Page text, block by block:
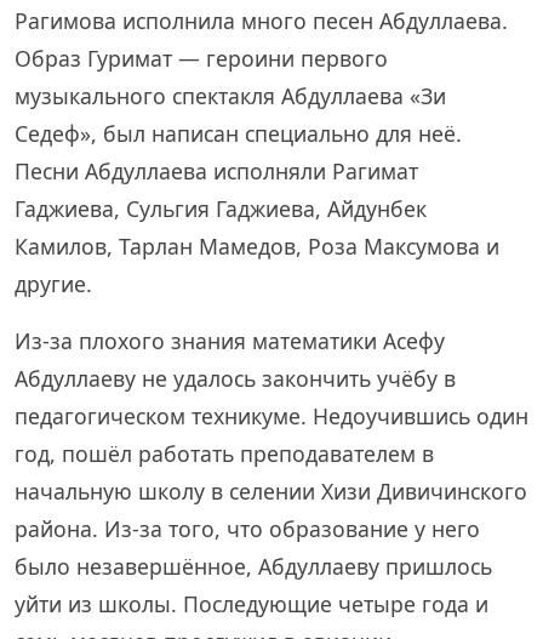
Рагимова исполнила много песен Абдуллаева.
Образ Гуримат — героини первого
музыкального спектакля Абдуллаева «Зи
Седеф», был написан специально для неё.
Песни Абдуллаева исполняли Рагимат
Гаджиева, Сульгия Гаджиева, Айдунбек
Камилов, Тарлан Мамедов, Роза Максумова и
другие.
Из-за плохого знания математики Асефу
Абдуллаеву не удалось закончить учёбу в
педагогическом техникуме. Недоучившись один
год, пошёл работать преподавателем в
начальную школу в селении Хизи Дивичинского
района. Из-за того, что образование у него
было незавершённое, Абдуллаеву пришлось
уйти из школы. Последующие четыре года и